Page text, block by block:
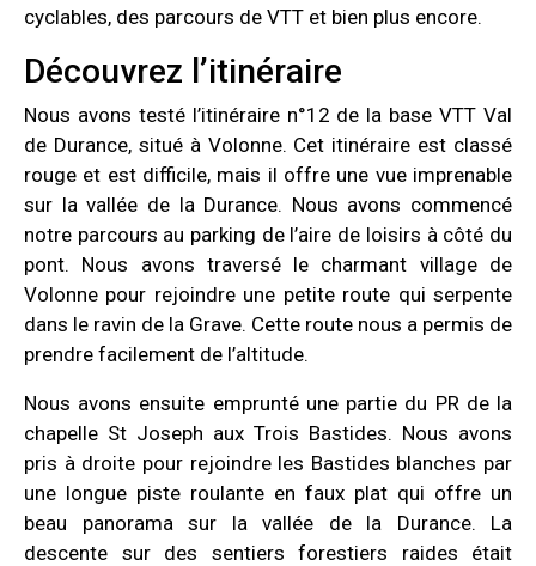
cyclables, des parcours de VTT et bien plus encore.
Découvrez l’itinéraire
Nous avons testé l’itinéraire n°12 de la base VTT Val
de Durance, situé à Volonne. Cet itinéraire est classé
rouge et est difficile, mais il offre une vue imprenable
sur la vallée de la Durance. Nous avons commencé
notre parcours au parking de l’aire de loisirs à côté du
pont. Nous avons traversé le charmant village de
Volonne pour rejoindre une petite route qui serpente
dans le ravin de la Grave. Cette route nous a permis de
prendre facilement de l’altitude.
Nous avons ensuite emprunté une partie du PR de la
chapelle St Joseph aux Trois Bastides. Nous avons
pris à droite pour rejoindre les Bastides blanches par
une longue piste roulante en faux plat qui offre un
beau panorama sur la vallée de la Durance. La
descente sur des sentiers forestiers raides était